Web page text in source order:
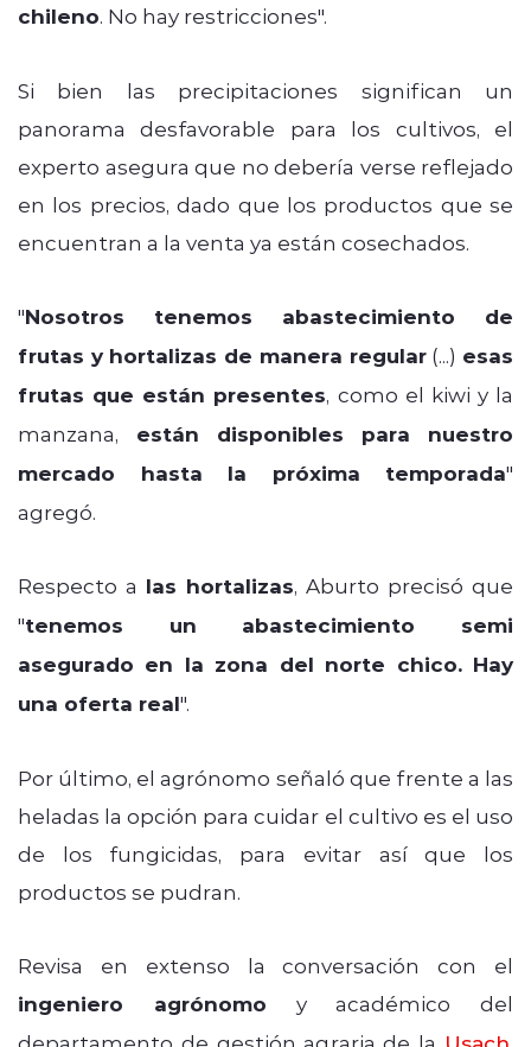
chileno. No hay restricciones".
Si bien las precipitaciones significan un
panorama desfavorable para los cultivos, el
experto asegura que no debería verse reflejado
en los precios, dado que los productos que se
encuentran a la venta ya están cosechados.
"Nosotros tenemos abastecimiento de
frutas y hortalizas de manera regular(...) esas
frutas que están presentes, como el kiwi y la
manzana, están disponibles para nuestro
mercado hasta la próxima temporada"
agregó.
Respecto a las hortalizas, Aburto precisó que
"tenemos un abastecimiento semi
asegurado en la zona del norte chico. Hay
una oferta real".
Por último, el agrónomo señaló que frente a las
heladas la opción para cuidar el cultivo es el uso
de los fungicidas, para evitar así que los
productos se pudran.
Revisa en extenso la conversación con el
ingeniero agrónomo y académico del
departamento de gestión agraria de la Usach